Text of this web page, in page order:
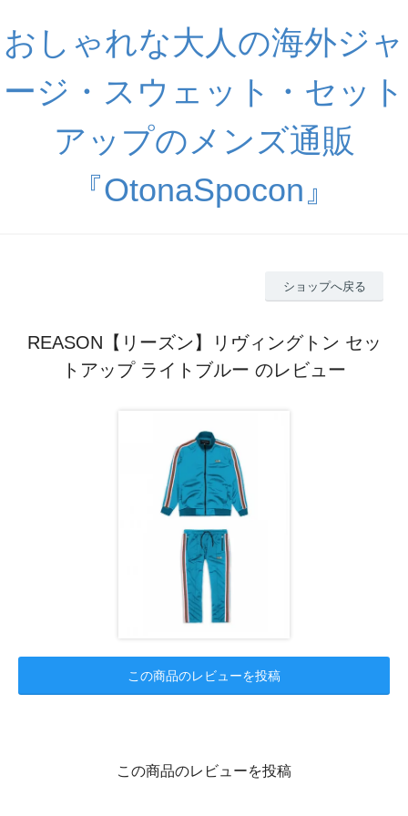
おしゃれな大人の海外ジャ
ージ・スウェット・セット
アップのメンズ通販
『OtonaSpocon』
ショップへ戻る
REASON【リーズン】リヴィングトン セッ
トアップ ライトブルー のレビュー
この商品のレビューを投稿
この商品のレビューを投稿